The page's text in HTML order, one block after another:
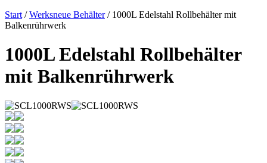
Start /Werksneue Behälter/ 1000L Edelstahl Rollbehälter mit
Balkenrührwerk
1000L Edelstahl Rollbehälter
mit Balkenrührwerk